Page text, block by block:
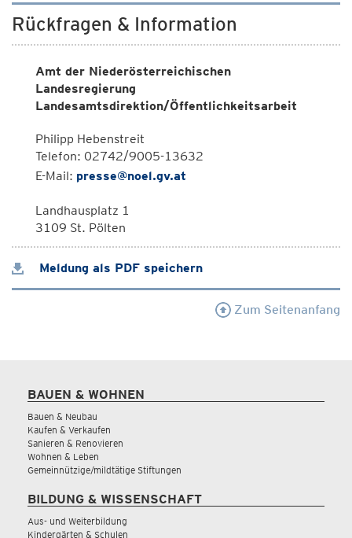
Rückfragen & Information
Amt der Niederösterreichischen
Landesregierung
Landesamtsdirektion/Öffentlichkeitsarbeit
Philipp Hebenstreit
Telefon: 02742/9005-13632
E-Mail: presse@noel.gv.at
Landhausplatz 1
3109 St. Pölten
Meldung als PDF speichern
Zum Seitenanfang
BAUEN & WOHNEN
Bauen & Neubau
Kaufen & Verkaufen
Sanieren & Renovieren
Wohnen & Leben
Gemeinnützige/mildtätige Stiftungen
BILDUNG & WISSENSCHAFT
Aus- und Weiterbildung
Kindergärten & Schulen